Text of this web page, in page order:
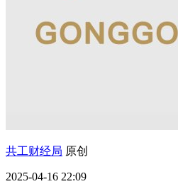
共工财经局 原创
2025-04-16 22:09